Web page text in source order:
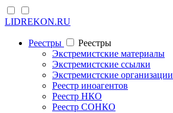
LIDREKON.RU
Реестры
Реестры
Экстремистские материалы
Экстремистские ссылки
Экстремистские организации
Реестр иноагентов
Реестр НКО
Реестр СОНКО